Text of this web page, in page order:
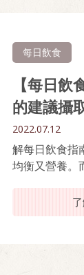
每日飲食
【每日
的建議攝
2022.07.12
解每日飲食指
均衡又營養。